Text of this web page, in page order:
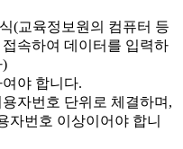
(교육정보원의 컴퓨터 등
속하여 데이터를 입력하
)
야 합니다.
자번호 단위로 체결하며,
자번호 이상이어야 합니